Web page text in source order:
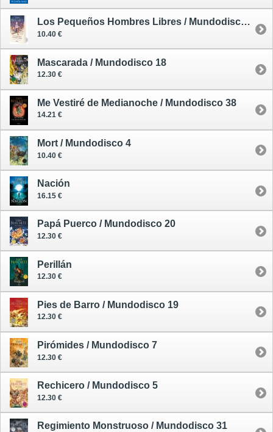
Los Pequeños Hombres Libres / Mundodisco 30
10.40 €
Mascarada / Mundodisco 18
12.30 €
Me Vestiré de Medianoche / Mundodisco 38
14.21 €
Mort / Mundodisco 4
10.40 €
Nación
16.15 €
Papá Puerco / Mundodisco 20
12.30 €
Perillán
12.30 €
Pies de Barro / Mundodisco 19
12.30 €
Pirómides / Mundodisco 7
12.30 €
Rechicero / Mundodisco 5
12.30 €
Regimiento Monstruoso / Mundodisco 31